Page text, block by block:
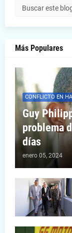
Más Populares
CONFLICTO EN
Guy
problema
días
enero 05, 2024